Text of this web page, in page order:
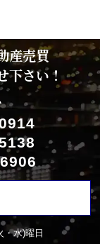
産売買
下さい！
・水)曜日